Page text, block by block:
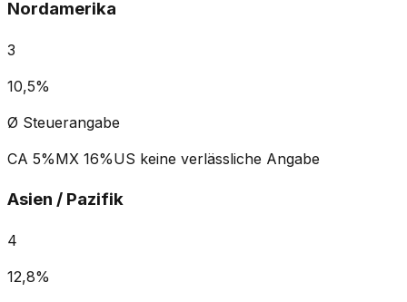
Nordamerika
3
10,5%
Ø Steuerangabe
CA 5%MX 16%US keine verlässliche Angabe
Asien / Pazifik
4
12,8%